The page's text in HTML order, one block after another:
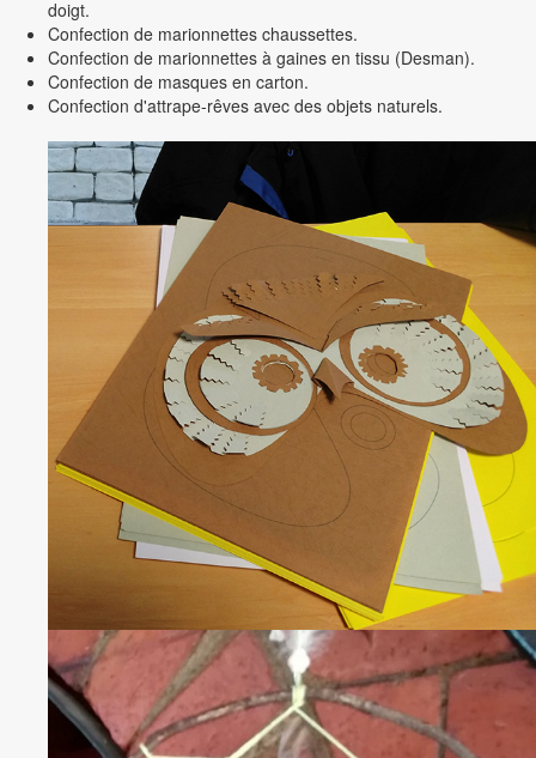
doigt.
Confection de marionnettes chaussettes.
Confection de marionnettes à gaines en tissu (Desman).
Confection de masques en carton.
Confection d'attrape-rêves avec des objets naturels.